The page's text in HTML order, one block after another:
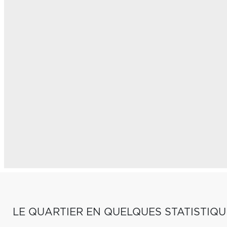
LE QUARTIER EN QUELQUES